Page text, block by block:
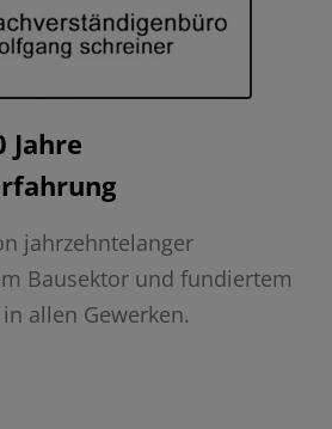
Jahre
jahrzehntelanger
Bausektor und fundiertem
allen Gewerken.